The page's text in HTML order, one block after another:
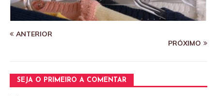
ANTERIOR
PRÓXIMO
SEJA O PRIMEIRO A COMENTAR